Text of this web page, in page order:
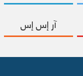
آر إس إس